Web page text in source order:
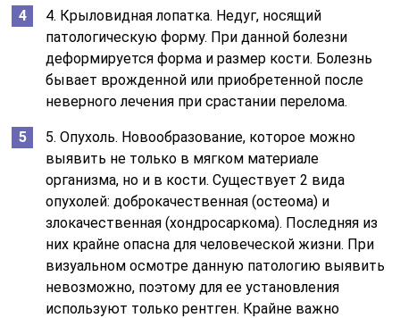
4. Крыловидная лопатка. Недуг, носящий
патологическую форму. При данной болезни
деформируется форма и размер кости. Болезнь
бывает врожденной или приобретенной после
неверного лечения при срастании перелома.
5. Опухоль. Новообразование, которое можно
выявить не только в мягком материале
организма, но и в кости. Существует 2 вида
опухолей: доброкачественная (остеома) и
злокачественная (хондросаркома). Последняя из
них крайне опасна для человеческой жизни. При
визуальном осмотре данную патологию выявить
невозможно, поэтому для ее установления
используют только рентген. Крайне важно